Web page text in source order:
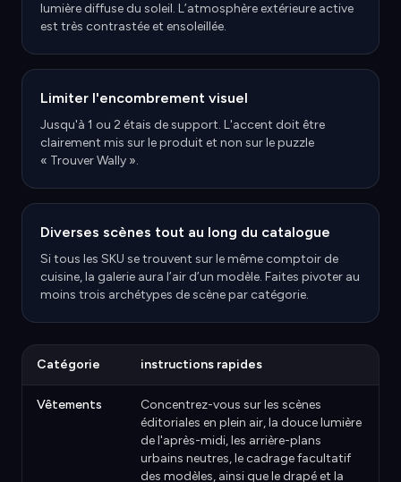
lumière diffuse du soleil. L’atmosphère extérieure active
est très contrastée et ensoleillée.
Limiter l'encombrement visuel
Jusqu'à 1 ou 2 étais de support. L'accent doit être
clairement mis sur le produit et non sur le puzzle
« Trouver Wally ».
Diverses scènes tout au long du catalogue
Si tous les SKU se trouvent sur le même comptoir de
cuisine, la galerie aura l’air d’un modèle. Faites pivoter au
moins trois archétypes de scène par catégorie.
Catégorie instructions rapides
Vêtements
Concentrez-vous sur les scènes
éditoriales en plein air, la douce lumière
de l'après-midi, les arrière-plans
urbains neutres, le cadrage facultatif
des modèles, ainsi que le drapé et la